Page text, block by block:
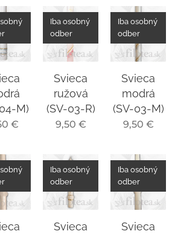
M)
€
Svieca
ružová
(SV-03-R)
Iba osobný
odber
9,50 €
Svieca
modrá
(SV-03-M)
Iba osobný
odber
9,50 €
Svieca
Iba osobný
odber
Svieca
Iba osobný
odber